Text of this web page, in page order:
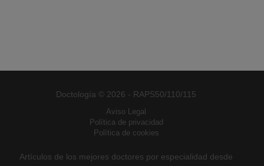
Doctología © 2026 - RAPS50/110/115
Aviso Legal
Política de privacidad
Política de cookies
Artículos de los mejores doctores por especialidad desde